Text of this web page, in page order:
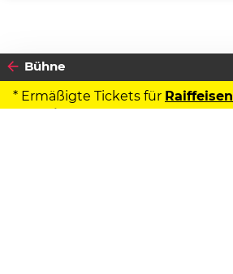
Bühne
* Ermäßigte Tickets für Raiffeisen